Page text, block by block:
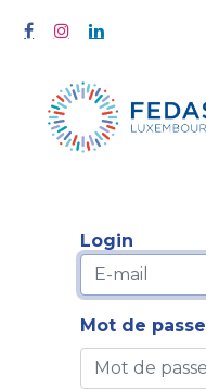
Login
Mot de passe